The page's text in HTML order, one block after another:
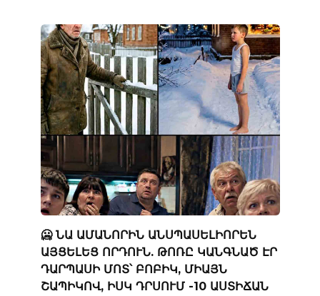
🥶 ՆԱ ԱՄԱՆՈՐԻՆ ԱՆՍՊԱՍԵԼԻՈՐԵՆ
ԱՅՑԵԼԵՑ ՈՐԴՈՒՆ. ԹՈՌԸ ԿԱՆԳՆԱԾ ԷՐ
ԴԱՐՊԱՍԻ ՄՈՏ՝ ԲՈԲԻԿ, ՄԻԱՅՆ
ՇԱՊԻԿՈՎ, ԻՍԿ ԴՐՍՈՒՄ -10 ԱՍՏԻՃԱՆ